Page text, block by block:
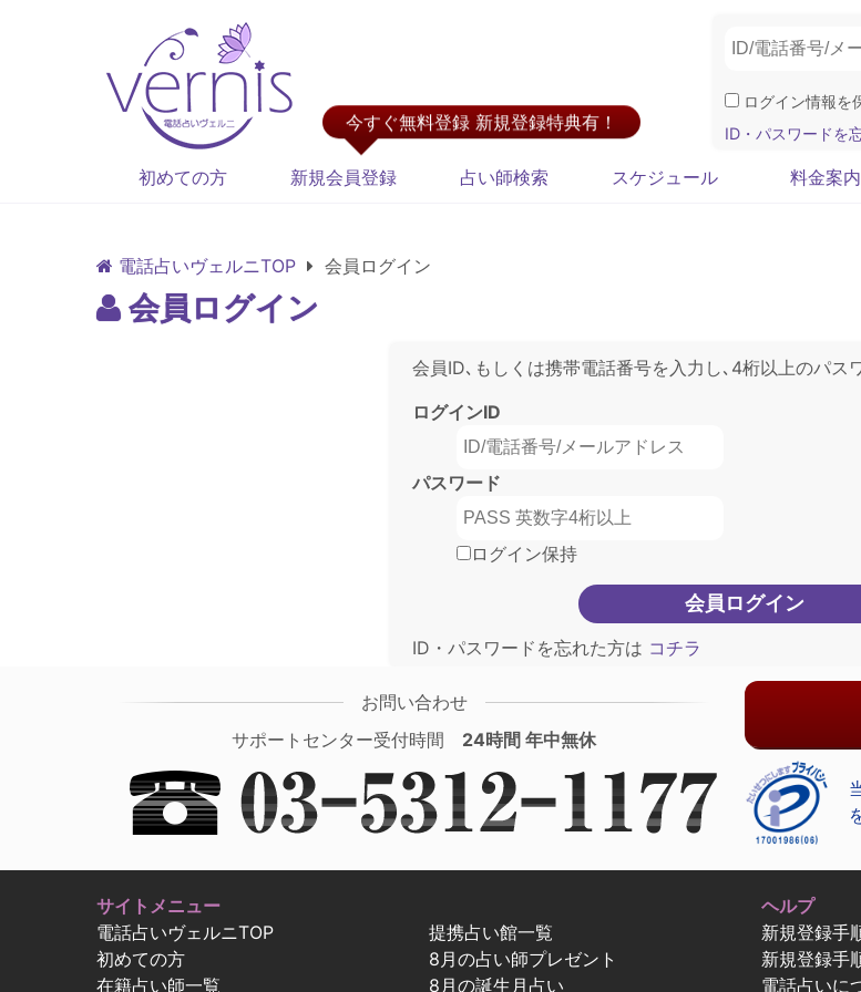
今すぐ無料登録 新規登録特典有！
ログイン情報を
ID・パスワードを
初めての方 新規会員登録 占い師検索 スケジュール 料金案内
電話占いヴェルニTOP 会員ログイン
会員ログイン
会員ID､もしくは携帯電話番号を入力し､4桁以上のパス
ログインID
パスワード
ログイン保持
ID・パスワードを忘れた方は コチラ
お問い合わせ
サポートセンター受付時間 24時間 年中無休
サイトメニュー
電話占いヴェルニTOP
初めての方
在籍占い師一覧
提携占い館一覧
8月の占い師プレゼント
8月の誕生月占い
ヘルプ
新規登録手
新規登録手
電話占いに